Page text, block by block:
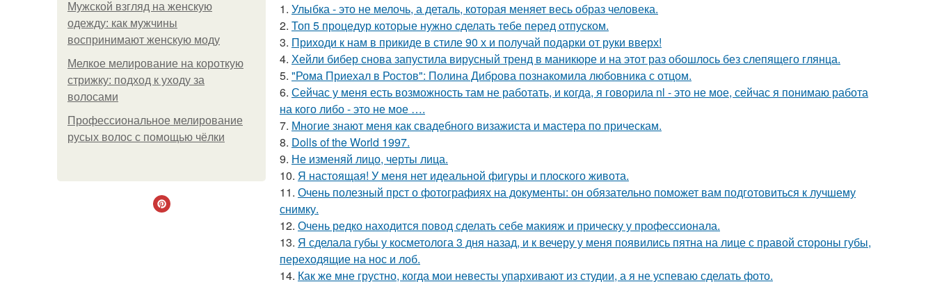
Мужской взгляд на женскую
одежду: как мужчины
воспринимают женскую моду
Мелкое мелирование на короткую
стрижку: подход к уходу за
волосами
Профессиональное мелирование
русых волос с помощью чёлки
1. Улыбка - это не мелочь, а деталь, которая меняет весь образ человека.
2. Топ 5 процедур которые нужно сделать тебе перед отпуском.
3. Приходи к нам в прикиде в стиле 90 х и получай подарки от руки вверх!
4. Хейли бибер снова запустила вирусный тренд в маникюре и на этот раз обошлось без слепящего глянца.
5. "Рома Приехал в Ростов": Полина Диброва познакомила любовника с отцом.
6. Сейчас у меня есть возможность там не работать, и когда, я говорила nl - это не мое, сейчас я понимаю работа
на кого либо - это не мое ….
7. Многие знают меня как свадебного визажиста и мастера по прическам.
8. Dolls of the World 1997.
9. Не изменяй лицо, черты лица.
10. Я настоящая! У меня нет идеальной фигуры и плоского живота.
11. Очень полезный прст о фотографиях на документы: он обязательно поможет вам подготовиться к лучшему
снимку.
12. Очень редко находится повод сделать себе макияж и прическу у профессионала.
13. Я сделала губы у косметолога 3 дня назад, и к вечеру у меня появились пятна на лице с правой стороны губы,
переходящие на нос и лоб.
14. Как же мне грустно, когда мои невесты упархивают из студии, а я не успеваю сделать фото.